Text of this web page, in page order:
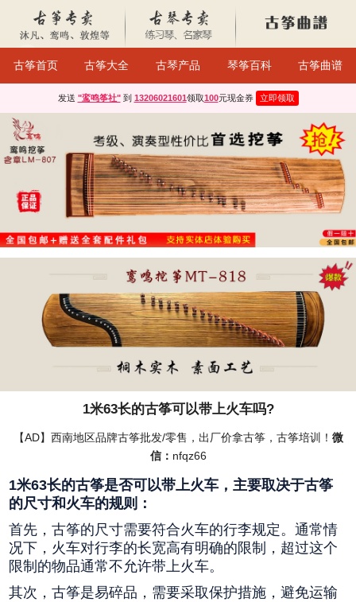
古筝首页 古筝大全 古琴产品 琴筝百科 古筝曲谱
发送 "鸾鸣筝社"到 13206021601 领取100元现金券 立即领取
1米63长的古筝可以带上火车吗?
【AD】西南地区品牌古筝批发/零售，出厂价拿古筝，古筝培训！ 微
信： nfqz66
1米63长的古筝是否可以带上火车，主要取决于古筝
的尺寸和火车的规则：
首先，古筝的尺寸需要符合火车的行李规定。通常情
况下，火车对行李的长宽高有明确的限制，超过这个
限制的物品通常不允许带上火车。
其次，古筝是易碎品，需要采取保护措施，避免运输